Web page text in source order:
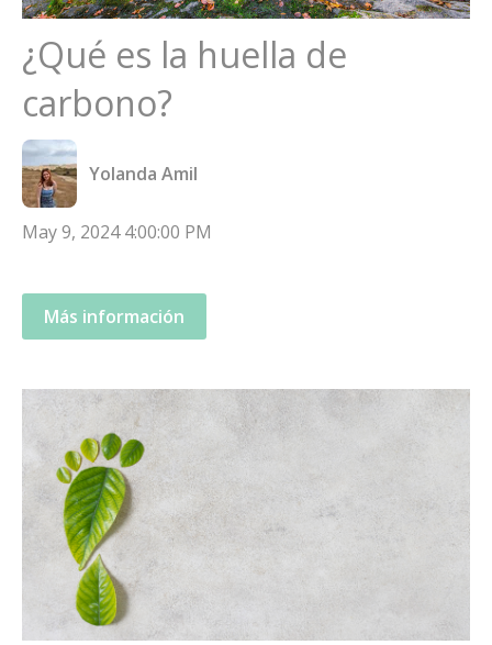
¿Qué es la huella de
carbono?
Yolanda Amil
May 9, 2024 4:00:00 PM
Más información